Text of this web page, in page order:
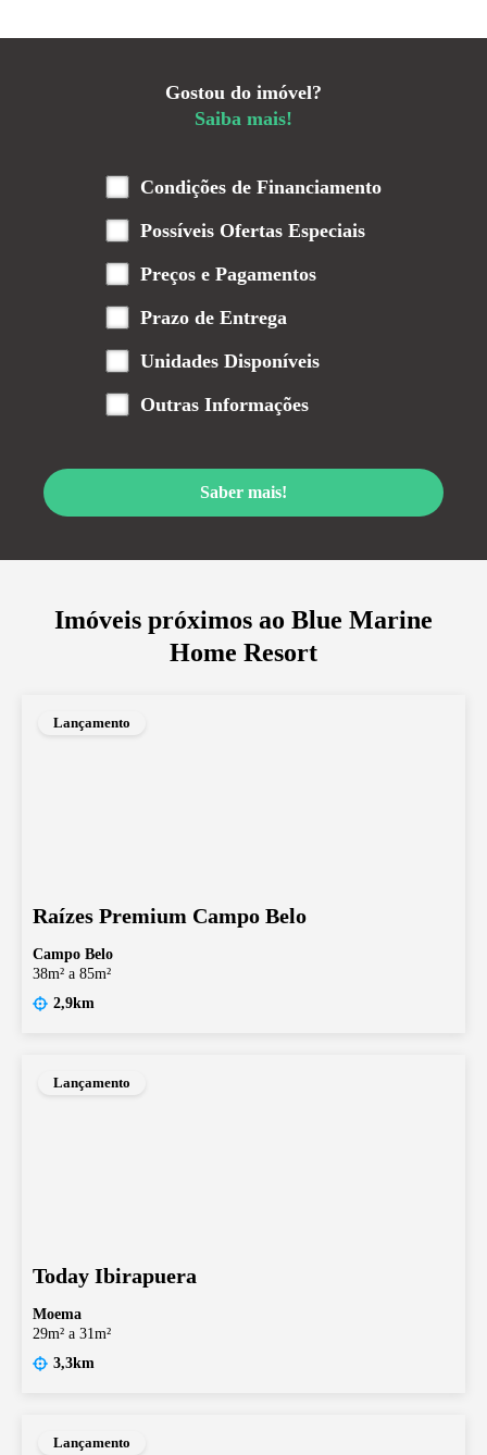
Gostou do imóvel?
Saiba mais!
Condições de Financiamento
Possíveis Ofertas Especiais
Preços e Pagamentos
Prazo de Entrega
Unidades Disponíveis
Outras Informações
Saber mais!
Imóveis próximos ao Blue Marine
Home Resort
Lançamento
Raízes Premium Campo Belo
Campo Belo
38m² a 85m²
2,9km
Lançamento
Today Ibirapuera
Moema
29m² a 31m²
3,3km
Lançamento